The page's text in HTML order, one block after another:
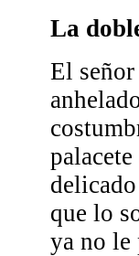
La
El
que lo
ya no le